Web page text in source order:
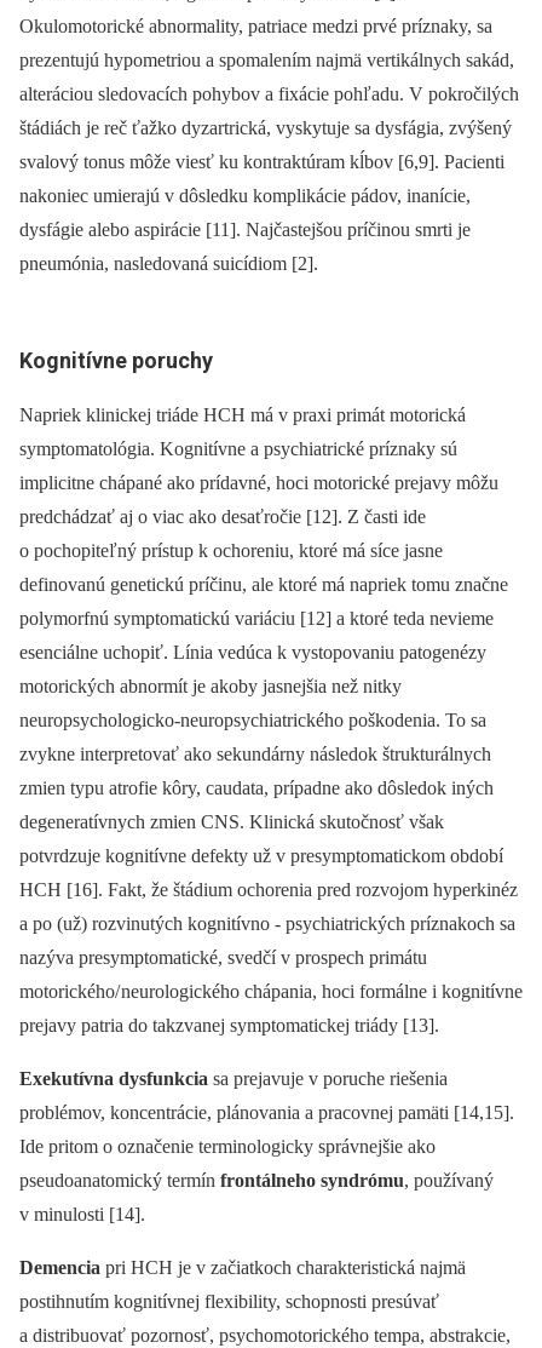
Okulomotorické abnormality, patriace medzi prvé príznaky, sa
prezentujú hypometriou a spomalením najmä vertikálnych sakád,
alteráciou sledovacích pohybov a fixácie pohľadu. V pokročilých
štádiách je reč ťažko dyzartrická, vyskytuje sa dysfágia, zvýšený
svalový tonus môže viesť ku kontraktúram kĺbov [6,9]. Pacienti
nakoniec umierajú v dôsledku komplikácie pádov, inanície,
dysfágie alebo aspirácie [11]. Najčastejšou príčinou smrti je
pneumónia, nasledovaná suicídiom [2].
Kognitívne poruchy
Napriek klinickej triáde HCH má v praxi primát motorická
symptomatológia. Kognitívne a psychiatrické príznaky sú
implicitne chápané ako prídavné, hoci motorické prejavy môžu
predchádzať aj o viac ako desaťročie [12]. Z časti ide
o pochopiteľný prístup k ochoreniu, ktoré má síce jasne
definovanú genetickú príčinu, ale ktoré má napriek tomu značne
polymorfnú symptomatickú variáciu [12] a ktoré teda nevieme
esenciálne uchopiť. Línia vedúca k vystopovaniu patogenézy
motorických abnormít je akoby jasnejšia než nitky
neuropsychologicko‑neuro­psychiatrického poškodenia. To sa
zvykne interpretovať ako sekundárny následok štrukturálnych
zmien typu atrofie kôry, caudata, prípadne ako dôsledok iných
degeneratívnych zmien CNS. Klinická skutočnosť však
potvrdzuje kognitívne defekty už v presymptomatickom období
HCH [16]. Fakt, že štádium ochorenia pred rozvojom hyperkinéz
a po (už) rozvinutých kognitívno ‑⁠ psychiatrických príznakoch sa
nazýva presymptomatické, svedčí v prospech primátu
motorického/ neurologického chápania, hoci formálne i kognitívne
prejavy patria do takzvanej symptomatickej triády [13].
Exekutívna dysfunkcia sa prejavuje v poruche riešenia
problémov, koncentrácie, plánovania a pracovnej pamäti [14,15].
Ide pritom o označenie terminologicky správnejšie ako
pseudoanatomický termín frontálneho syndrómu, používaný
v minulosti [14].
Demencia pri HCH je v začiatkoch charakteristická najmä
postihnutím kognitívnej flexibility, schopnosti presúvať
a distribuovať pozornosť, psychomotorického tempa, abstrakcie,